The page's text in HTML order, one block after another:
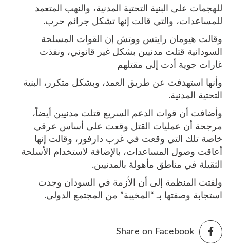
للهجمات على البنية التحتية المدنية، والنهب المتعمد
للمساعدات، والتي قالت إنها تشكل جرائم حرب.
وقالت هيومان رايتس ووتش إن القوات المسلحة
السودانية قتلت مدنيين بشكل غير قانوني، ونفذت
غارات جوية أدت إلى مقتلهم
وأنها استهدفت عن طريق العمد، وبشكل متكرر، البنية
التحتية المدنية.
وأضافت أن قوات الدعم السريع قتلت مدنيين أيضاً،
مرجحة أن عمليات القتل وقعت على أساس عرقي
خاصة تلك التي وقعت في غرب دارفور، وقالت إنها
أعاقت وصول المساعدات، بالإضافة لاستخدام الأسلحة
الثقيلة في مناطق مأهولة بالمدنيين.
ولفتت المنظمة إلى أن الأزمة في السودان وجدت
استجابة وصفتها بـ “المخيبة” من المجتمع الدولي.
Share on Facebook